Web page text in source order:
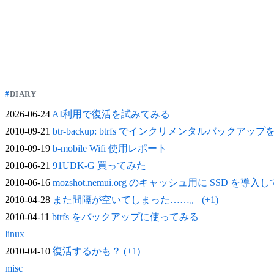
DIARY
2026-06-24AI利用で復活を試みてみる
2010-09-21 btr-backup: btrfs でインクリメンタルバックアップ
2010-09-19 b-mobile Wifi 使用レポート
2010-06-21 91UDK-G 買ってみた
2010-06-16 mozshot.nemui.org のキャッシュ用に SSD を導入し
2010-04-28 また間隔が空いてしまった……。 (+1)
2010-04-11 btrfs をバックアップに使ってみる
linux
2010-04-10 復活するかも？ (+1)
misc